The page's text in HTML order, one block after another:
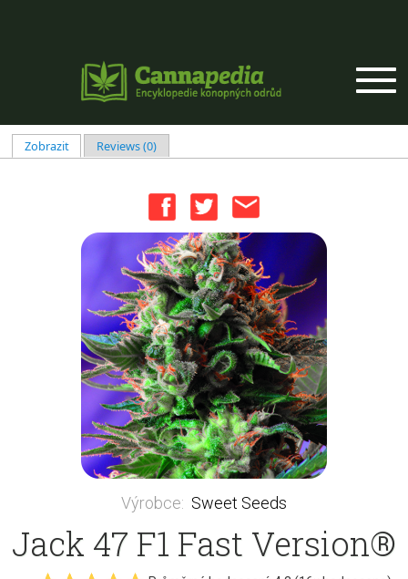
Hlavní záložky
Zobrazit(aktivní záložka)
Reviews (0)
Výrobce: Sweet Seeds
Jack 47 F1 Fast Version®